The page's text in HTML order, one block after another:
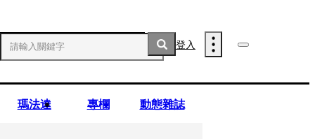
登入
瑪法達 專欄 動態雜誌